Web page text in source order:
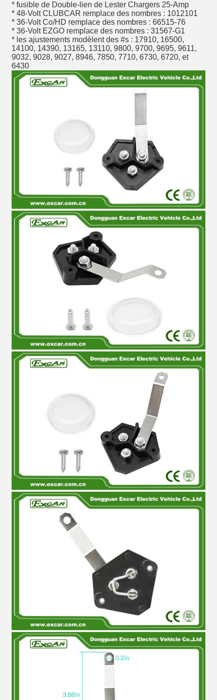
* fusible de Double-lien de Lester Chargers 25-Amp
* 48-Volt CLUBCAR remplace des nombres : 1012101
* 36-Volt Co/HD remplace des nombres : 66515-76
* 36-Volt EZGO remplace des nombres : 31567-G1
* les ajustements modèlent des #s : 17910, 16500,
14100, 14390, 13165, 13110, 9800, 9700, 9695, 9611,
9032, 9028, 9027, 8946, 7850, 7710, 6730, 6720, et
6430